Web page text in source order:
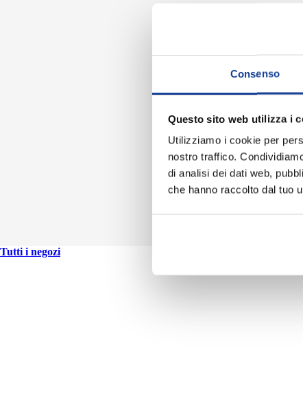
Consenso
Questo sito web utilizza i
Utilizziamo i cookie per
nostro traffico.
di analisi dei dati web,
che hanno raccolto dal tuo
Tutti i negozi